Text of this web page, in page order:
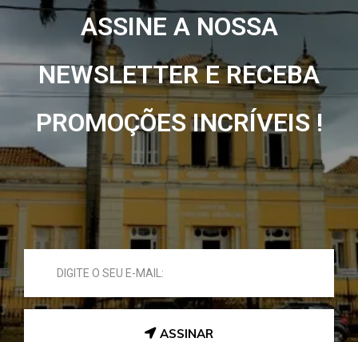
ASSINE A NOSSA
NEWSLETTER E RECEBA
PROMOÇÕES INCRÍVEIS !
ASSINAR